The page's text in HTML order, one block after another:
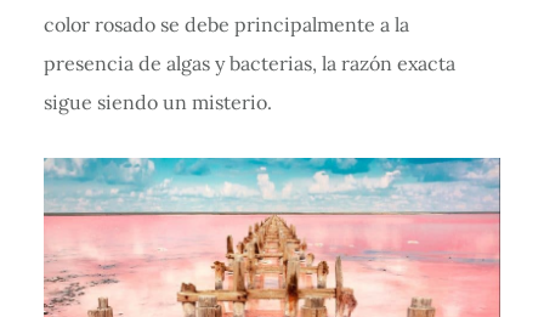
color rosado se debe principalmente a la
presencia de algas y bacterias, la razón exacta
sigue siendo un misterio.